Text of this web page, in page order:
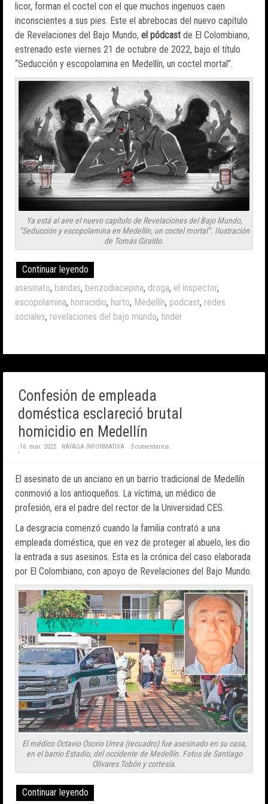
licor, forman el coctel con el que muchos ingenuos caen
inconscientes a sus pies. Este el abrebocas del nuevo capítulo
de Revelaciones del Bajo Mundo, el pódcast de El Colombiano,
estrenado este viernes 21 de octubre de 2022, bajo el título
“Seducción y escopolamina en Medellín, un coctel mortal”.
Ya está al aire el nuevo capítulo de Revelaciones del Bajo Mundo,
“Seducción y escopolamina en Medellín, un coctel mortal”. Ilustración
de Tomás Giraldo.
Continuar leyendo
asesinato, bandas, benzodiacepina, droga, el inspector,
escopolamina, homicidio, hurto, Medellín, podcast, redes
sociales, revelaciones del bajo mundo, tinder
Confesión de empleada
doméstica esclareció brutal
homicidio en Medellín
;16. mar. 2022 RÁFAGA INFORMATIVA 3 comentarios
El asesinato de un anciano en un barrio tradicional de Medellín
conmovió a los antioqueños. La víctima, un médico de
profesión, era el padre del rector de la Universidad CES.
La desgracia comenzó cuando la familia contrató a una
empleada doméstica, que en vez de proteger al abuelo, les dio
la entrada a sus asesinos. Esta es la crónica del caso elaborada
por El Colombiano, con apoyo de Revelaciones del Bajo Mundo.
El médico Octavio Osorio Urrea (recuadro) fue asesinado en su casa,
en el barrio Estadio, del occidente de Medellín. Fotos de Santiago
Olivares Tobón y cortesía.
Continuar leyendo